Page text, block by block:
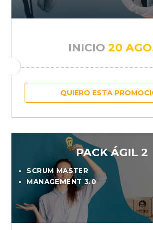
INICIO 20
QUIERO ESTA
PACK ÁGIL 2
SCRUM MASTER
MANAGEMENT 3.0